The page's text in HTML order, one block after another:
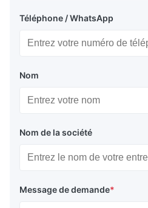
Téléphone / WhatsApp
Nom
Nom de la société
Message de demande*